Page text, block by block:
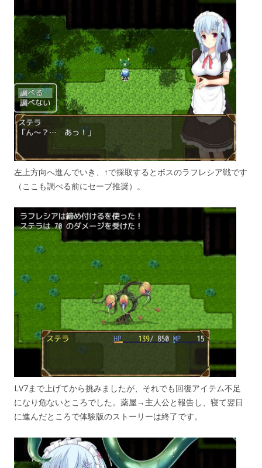
左上方向へ進んでいき、↑で採取するとボスのラフレシア戦です
（ここも調べる前にセーブ推奨）。
LV7まで上げてから挑みましたが、それでも回復アイテム不足
になり危ないところでした。薬屋→主人公と報告し、寝て翌日
に進んだところで体験版のストーリーは終了です。